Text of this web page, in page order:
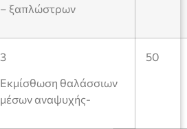
– ξαπλώστρων
3
Εκμίσθωση θαλάσσιων
μέσων αναψυχής-
50